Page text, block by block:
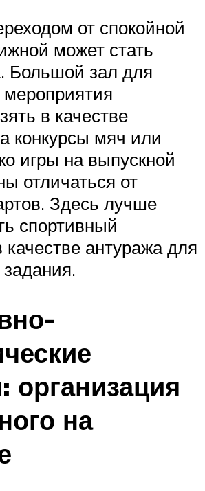
от спокойной
может стать
Большой зал для
в качестве
конкурсы мяч или
игры на выпускной
отличаться от
Здесь лучше
спортивный
качестве антуража для
задания.
организация
на